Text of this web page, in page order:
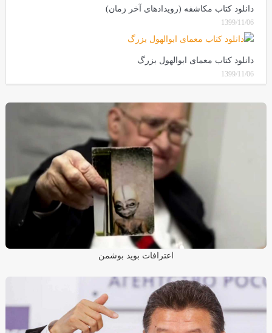
دانلود کتاب مکاشفه (رویدادهای آخر زمان)
1399/11/06
دانلود کتاب معمای ابوالهول بزرگ
1399/11/06
اعترافات بوید بوشمن